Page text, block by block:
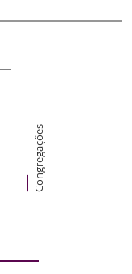
Congregações